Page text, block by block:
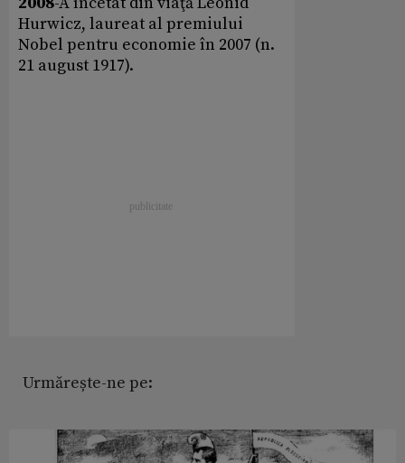
Hurwicz, laureat al premiului
Nobel pentru economie în 2007 (n.
21 august 1917).
Urmărește-ne pe: